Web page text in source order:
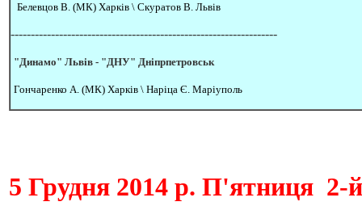
Белевцов В. (МК) Харків \ Скуратов В. Львів
------------------------------------------------------------------
"Динамо" Львів - "ДНУ" Дніпрпетровськ
Гончаренко А. (МК) Харків \ Наріца Є. Маріуполь
5 Грудня 2014 р. П'ятниця 2-